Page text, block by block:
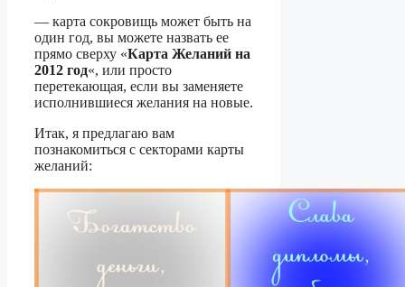
— карта сокровищь может быть на
один год, вы можете назвать ее
прямо сверху «Карта Желаний на
2012 год«, или просто
перетекающая, если вы заменяете
исполнившиеся желания на новые.
Итак, я предлагаю вам
познакомиться с секторами карты
желаний: